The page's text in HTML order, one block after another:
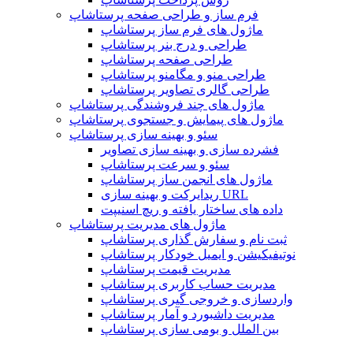
فرم ساز و طراحی صفحه پرستاشاپ
ماژول های فرم ساز پرستاشاپ
طراحی و درج بنر پرستاشاپ
طراحی صفحه پرستاشاپ
طراحی منو و مگامنو پرستاشاپ
طراحی گالری تصاویر پرستاشاپ
ماژول های چند فروشندگی پرستاشاپ
ماژول های پیمایش و جستجوی پرستاشاپ
سئو و بهینه سازی پرستاشاپ
فشرده سازی و بهینه سازی تصاویر
سئو و سرعت پرستاشاپ
ماژول های انجمن ساز پرستاشاپ
ریدایرکت و بهینه سازی URL
داده های ساختار یافته و ریچ اسنیپت
ماژول های مدیریت پرستاشاپ
ثبت نام و سفارش گذاری پرستاشاپ
نوتیفیکیشن و ایمیل خودکار پرستاشاپ
مدیریت قیمت پرستاشاپ
مدیریت حساب کاربری پرستاشاپ
واردسازی و خروجی گیری پرستاشاپ
مدیریت داشبورد و آمار پرستاشاپ
بین الملل و بومی سازی پرستاشاپ